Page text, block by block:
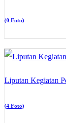
(0 Foto)
Liputan Kegiatan
(4 Foto)